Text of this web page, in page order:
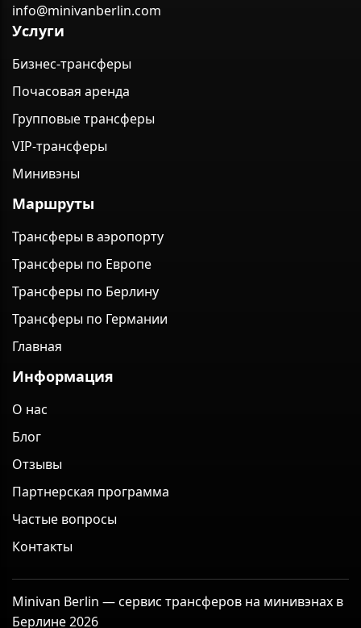
info@minivanberlin.com
Услуги
Бизнес-трансферы
Почасовая аренда
Групповые трансферы
VIP-трансферы
Минивэны
Маршруты
Трансферы в аэропорту
Трансферы по Европе
Трансферы по Берлину
Трансферы по Германии
Главная
Информация
О нас
Блог
Отзывы
Партнерская программа
Частые вопросы
Контакты
Minivan Berlin — сервис трансферов на минивэнах в
Берлине 2026